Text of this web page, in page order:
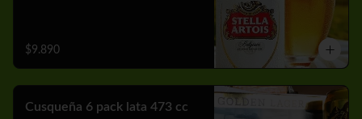
$9.890
Cusqueña 6 pack lata 473 cc